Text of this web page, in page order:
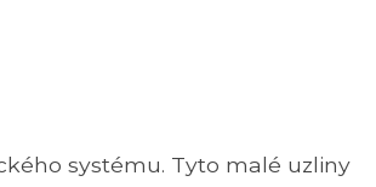
systému. Tyto malé uzliny